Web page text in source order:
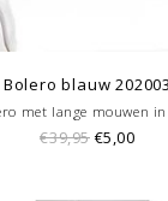
Bolero blauw 202003
met lange mouwen
€39,95 €5,00